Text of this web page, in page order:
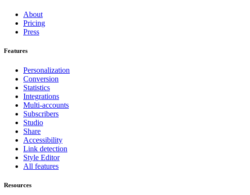
About
Pricing
Press
Features
Personalization
Conversion
Statistics
Integrations
Multi-accounts
Subscribers
Studio
Share
Accessibility
Link detection
Style Editor
All features
Resources